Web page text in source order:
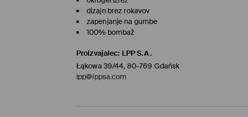
dizajn brez rokavov
zapenjanje na gumbe
100% bombaž
Proizvajalec: LPP S.A.
Łąkowa 39/44, 80-769 Gdańsk
lpp@lppsa.com